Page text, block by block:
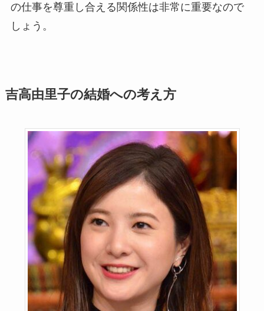
の仕事を尊重し合える関係性は非常に重要なので
しょう。
吉高由里子の結婚への考え方